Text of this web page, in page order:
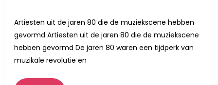
jaren
80:
muzikale
Artiesten uit de jaren 80 die de muziekscene hebben
gevormd Artiesten uit de jaren 80 die de muziekscene
hebben gevormd De jaren 80 waren een tijdperk van
muzikale revolutie en